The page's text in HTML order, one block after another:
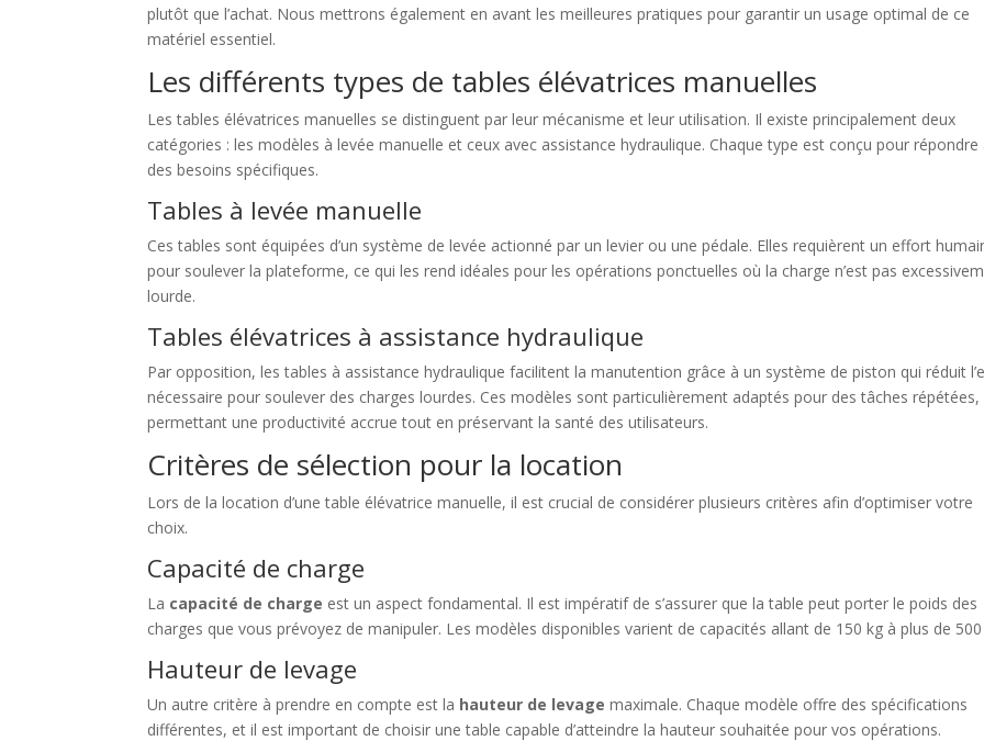
plutôt que l’achat. Nous mettrons également en avant les meilleures pratiques pour garantir un usage optimal de ce
matériel essentiel.
Les différents types de tables élévatrices manuelles
Les tables élévatrices manuelles se distinguent par leur mécanisme et leur utilisation. Il existe principalement deux
catégories : les modèles à levée manuelle et ceux avec assistance hydraulique. Chaque type est conçu pour répondre
des besoins spécifiques.
Tables à levée manuelle
Ces tables sont équipées d’un système de levée actionné par un levier ou une pédale. Elles requièrent un effort
pour soulever la plateforme, ce qui les rend idéales pour les opérations ponctuelles où la charge n’est pas
lourde.
Tables élévatrices à assistance hydraulique
Par opposition, les tables à assistance hydraulique facilitent la manutention grâce à un système de piston qui réduit
nécessaire pour soulever des charges lourdes. Ces modèles sont particulièrement adaptés pour des tâches répétées,
permettant une productivité accrue tout en préservant la santé des utilisateurs.
Critères de sélection pour la location
Lors de la location d’une table élévatrice manuelle, il est crucial de considérer plusieurs critères afin d’optimiser votre
choix.
Capacité de charge
La capacité de charge est un aspect fondamental. Il est impératif de s’assurer que la table peut porter le poids des
charges que vous prévoyez de manipuler. Les modèles disponibles varient de capacités allant de 150 kg à plus de 500
Hauteur de levage
Un autre critère à prendre en compte est la hauteur de levage maximale. Chaque modèle offre des spécifications
différentes, et il est important de choisir une table capable d’atteindre la hauteur souhaitée pour vos opérations.